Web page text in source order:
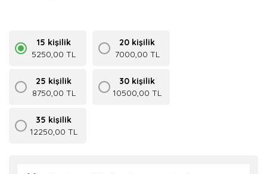
15 kişilik
5250,00 TL
20 kişilik
7000,00 TL
25 kişilik
8750,00 TL
30 kişilik
10500,00 TL
35 kişilik
12250,00 TL